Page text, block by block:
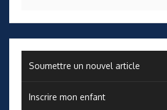
Soumettre un nouvel article
Inscrire mon enfant